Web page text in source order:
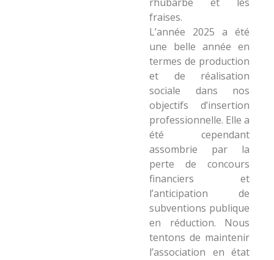
fraises.
L’année 2025 a été
une belle année en
termes de production
et de réalisation
sociale dans nos
objectifs d’insertion
professionnelle. Elle a
été cependant
assombrie par la
perte de concours
financiers et
l’anticipation de
subventions publique
en réduction. Nous
tentons de maintenir
l’association en état